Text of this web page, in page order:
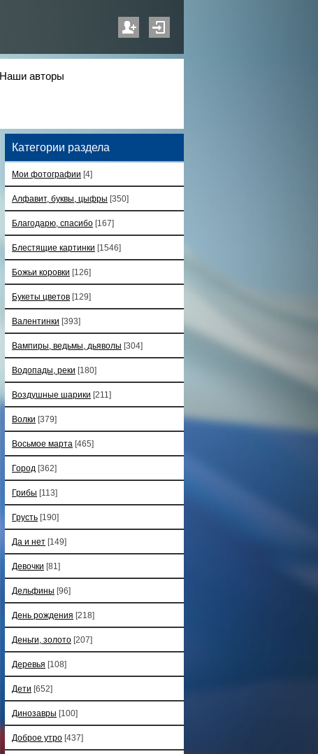
Наши авторы
Категории раздела
Мои фотографии [4]
Алфавит, буквы, цыфры [350]
Благодарю, спасибо [167]
Блестящие картинки [1546]
Божьи коровки [126]
Букеты цветов [129]
Валентинки [393]
Вампиры, ведьмы, дьяволы [304]
Водопады, реки [180]
Воздушные шарики [211]
Волки [379]
Восьмое марта [465]
Город [362]
Грибы [113]
Грусть [190]
Да и нет [149]
Девочки [81]
Дельфины [96]
День рождения [218]
Деньги, золото [207]
Деревья [108]
Дети [652]
Динозавры [100]
Доброе утро [437]